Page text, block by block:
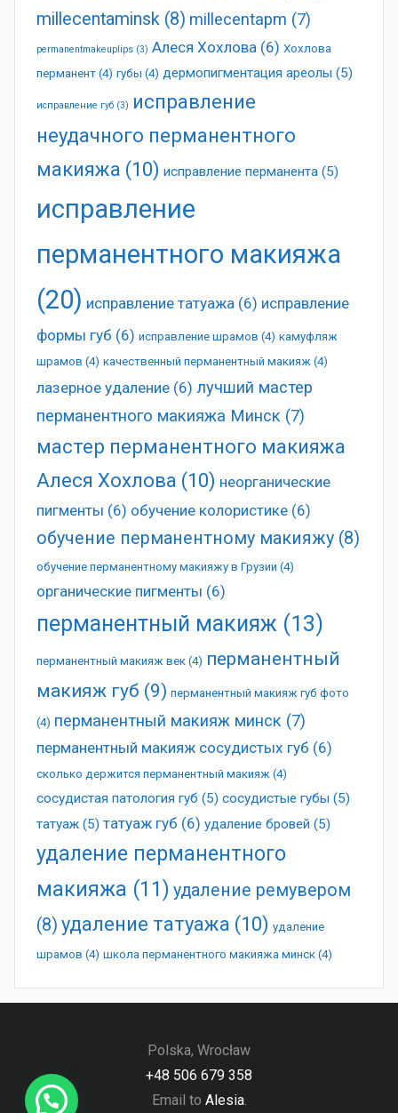
millecentaminsk (8) millecentapm (7)
permanentmakeuplips (3) Алеся Хохлова (6) Хохлова
перманент (4) губы (4) дермопигментация ареолы (5)
исправление губ (3) исправление
неудачного перманентного
макияжа (10) исправление перманента (5)
исправление
перманентного макияжа
(20) исправление татуажа (6) исправление
формы губ (6) исправление шрамов (4) камуфляж
шрамов (4) качественный перманентный макияж (4)
лазерное удаление (6) лучший мастер
перманентного макияжа Минск (7)
мастер перманентного макияжа
Алеся Хохлова (10) неорганические
пигменты (6) обучение колористике (6)
обучение перманентному макияжу (8)
обучение перманентному макияжу в Грузии (4)
органические пигменты (6)
перманентный макияж (13)
перманентный макияж век (4) перманентный
макияж губ (9) перманентный макияж губ фото
(4) перманентный макияж минск (7)
перманентный макияж сосудистых губ (6)
сколько держится перманентный макияж (4)
сосудистая патология губ (5) сосудистые губы (5)
татуаж (5) татуаж губ (6) удаление бровей (5)
удаление перманентного
макияжа (11) удаление ремувером
(8) удаление татуажа (10) удаление
шрамов (4) школа перманентного макияжа минск (4)
Polska, Wrocław
+48 506 679 358
Email to Alesia.